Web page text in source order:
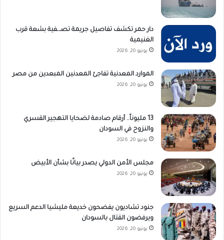
دار حمر تكشف تفاصيل جريمة تصـ.ـفية بشعة قرب
الغنيمية
يونيو 20, 2026
الموارد المعدنية تفاجئ المعدنين المبعدين من مصر
يونيو 20, 2026
13 مليوناً.. أرقام صادمة لضحايا التهجير القسري
والنزوح في السودان
يونيو 20, 2026
مجلس الأمن الدولي يصدر بيانًا بشأن الأبيض
يونيو 20, 2026
جنود تشاديون يفضحون خديعة مليشيا الدعم السريع
ويرفضون القتال بالسودان
يونيو 20, 2026